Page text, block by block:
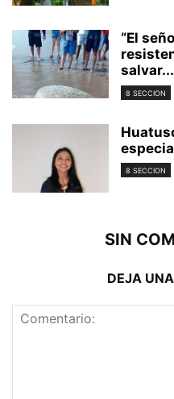
“El
salvar...
8 SECCION
8 SECCION
SIN
DEJA